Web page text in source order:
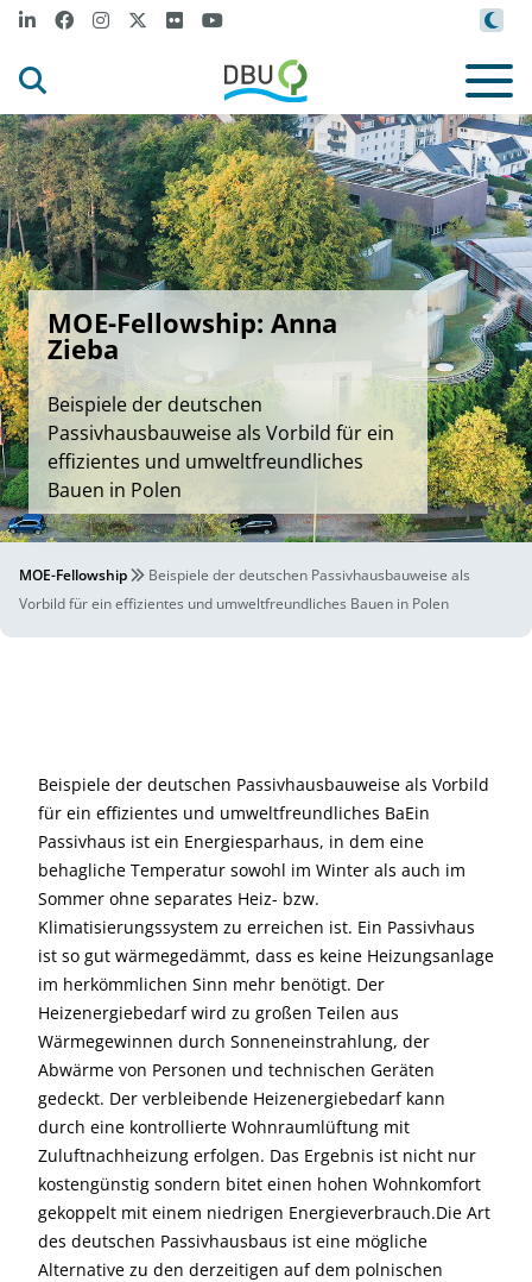
MOE-Fellowship: Anna
Zieba
Beispiele der deutschen
Passivhausbauweise als Vorbild für ein
effizientes und umweltfreundliches
Bauen in Polen
MOE-Fellowship
Beispiele der deutschen Passivhausbauweise als
Vorbild für ein effizientes und umweltfreundliches Bauen in Polen
Beispiele der deutschen Passivhausbauweise als Vorbild
für ein effizientes und umweltfreundliches BaEin
Passivhaus ist ein Energiesparhaus, in dem eine
behagliche Temperatur sowohl im Winter als auch im
Sommer ohne separates Heiz- bzw.
Klimatisierungssystem zu erreichen ist. Ein Passivhaus
ist so gut wärmegedämmt, dass es keine Heizungsanlage
im herkömmlichen Sinn mehr benötigt. Der
Heizenergiebedarf wird zu großen Teilen aus
Wärmegewinnen durch Sonneneinstrahlung, der
Abwärme von Personen und technischen Geräten
gedeckt. Der verbleibende Heizenergiebedarf kann
durch eine kontrollierte Wohnraumlüftung mit
Zuluftnachheizung erfolgen. Das Ergebnis ist nicht nur
kostengünstig sondern bitet einen hohen Wohnkomfort
gekoppelt mit einem niedrigen Energieverbrauch.Die Art
des deutschen Passivhausbaus ist eine mögliche
Alternative zu den derzeitigen auf dem polnischen